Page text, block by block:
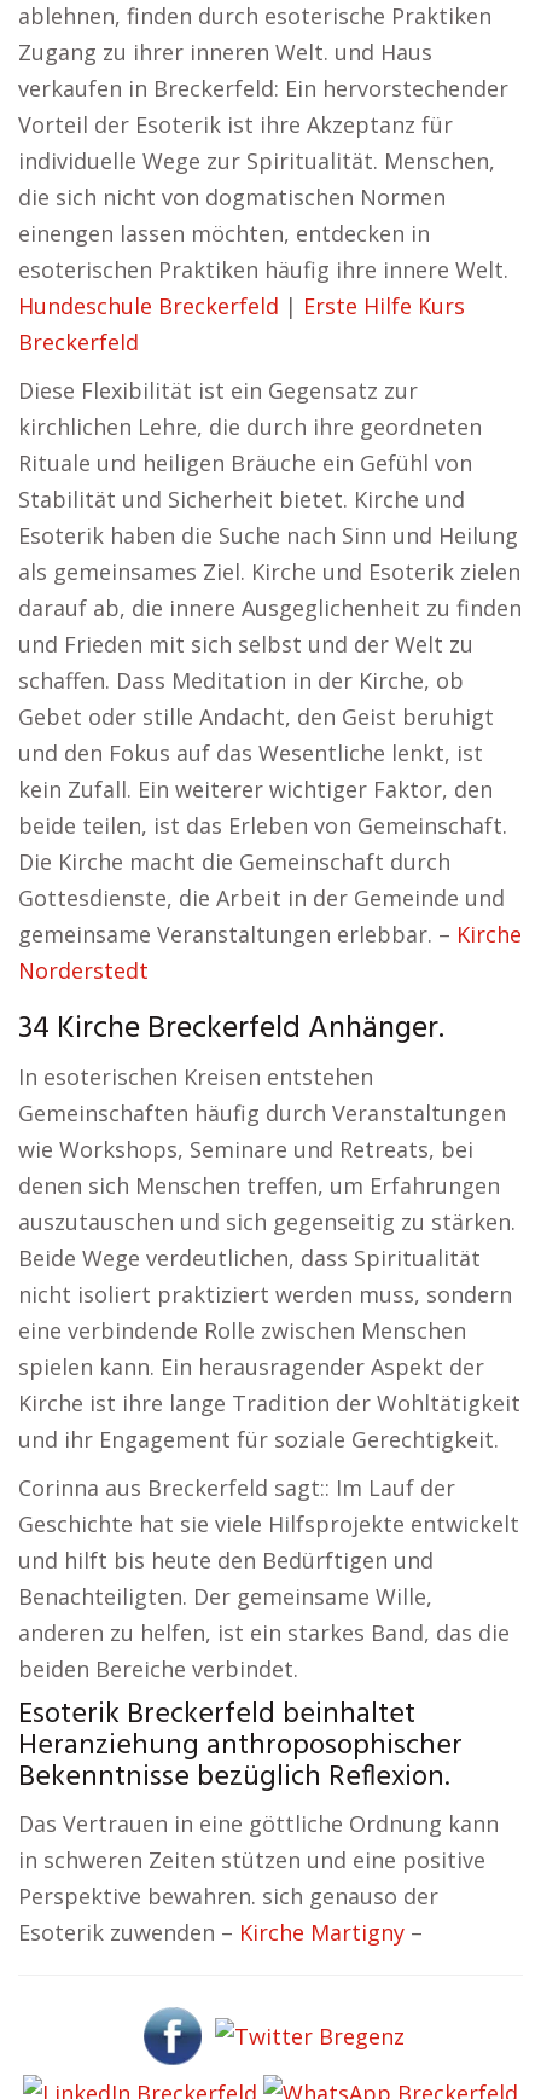
ablehnen, finden durch esoterische Praktiken
Zugang zu ihrer inneren Welt. und Haus
verkaufen in Breckerfeld: Ein hervorstechender
Vorteil der Esoterik ist ihre Akzeptanz für
individuelle Wege zur Spiritualität. Menschen,
die sich nicht von dogmatischen Normen
einengen lassen möchten, entdecken in
esoterischen Praktiken häufig ihre innere Welt.
Hundeschule Breckerfeld | Erste Hilfe Kurs
Breckerfeld
Diese Flexibilität ist ein Gegensatz zur
kirchlichen Lehre, die durch ihre geordneten
Rituale und heiligen Bräuche ein Gefühl von
Stabilität und Sicherheit bietet. Kirche und
Esoterik haben die Suche nach Sinn und Heilung
als gemeinsames Ziel. Kirche und Esoterik zielen
darauf ab, die innere Ausgeglichenheit zu finden
und Frieden mit sich selbst und der Welt zu
schaffen. Dass Meditation in der Kirche, ob
Gebet oder stille Andacht, den Geist beruhigt
und den Fokus auf das Wesentliche lenkt, ist
kein Zufall. Ein weiterer wichtiger Faktor, den
beide teilen, ist das Erleben von Gemeinschaft.
Die Kirche macht die Gemeinschaft durch
Gottesdienste, die Arbeit in der Gemeinde und
gemeinsame Veranstaltungen erlebbar. – Kirche
Norderstedt
34 Kirche Breckerfeld Anhänger.
In esoterischen Kreisen entstehen
Gemeinschaften häufig durch Veranstaltungen
wie Workshops, Seminare und Retreats, bei
denen sich Menschen treffen, um Erfahrungen
auszutauschen und sich gegenseitig zu stärken.
Beide Wege verdeutlichen, dass Spiritualität
nicht isoliert praktiziert werden muss, sondern
eine verbindende Rolle zwischen Menschen
spielen kann. Ein herausragender Aspekt der
Kirche ist ihre lange Tradition der Wohltätigkeit
und ihr Engagement für soziale Gerechtigkeit.
Corinna aus Breckerfeld sagt:: Im Lauf der
Geschichte hat sie viele Hilfsprojekte entwickelt
und hilft bis heute den Bedürftigen und
Benachteiligten. Der gemeinsame Wille,
anderen zu helfen, ist ein starkes Band, das die
beiden Bereiche verbindet.
Esoterik Breckerfeld beinhaltet
Heranziehung anthroposophischer
Bekenntnisse bezüglich Reflexion.
Das Vertrauen in eine göttliche Ordnung kann
in schweren Zeiten stützen und eine positive
Perspektive bewahren. sich genauso der
Esoterik zuwenden – Kirche Martigny –